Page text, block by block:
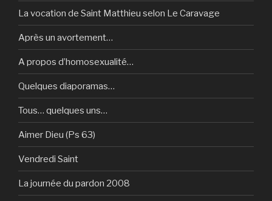
La vocation de Saint Matthieu selon Le Caravage
Après un avortement…
A propos d’homosexualité…
Quelques diaporamas…
Tous… quelques uns…
Aimer Dieu (Ps 63)
Vendredi Saint
La journée du pardon 2008